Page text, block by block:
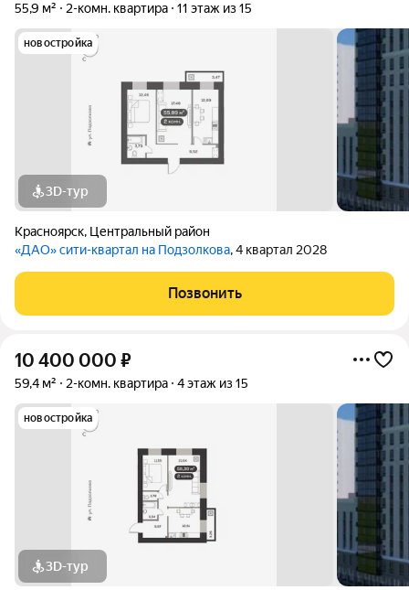
55,9 м² 2-комн. квартира 11 этаж из 15
новостройка
3D-тур
Красноярск, Центральный район
«ДАО» сити-квартал на Подзолкова, 4 квартал 2028
Позвонить
10 400 000 ₽
59,4 м² 2-комн. квартира 4 этаж из 15
новостройка
3D-тур